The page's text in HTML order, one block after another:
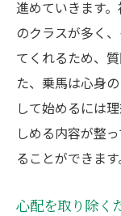
進めていきます
のクラスが多く
てくれるため、
た、乗馬は心身
して始めるには
しめる内容が整
ることができます
心配を取り除く